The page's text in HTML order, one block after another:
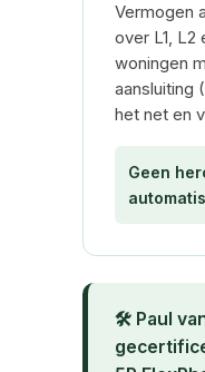
Vermogen
over L1, L2
woningen
aansluiting
het net en
Geen
🛠️ Paul